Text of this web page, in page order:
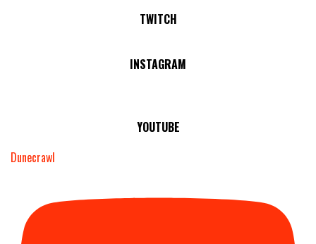
TWITCH
No Streams Online!
INSTAGRAM
YOUTUBE
Dunecrawl